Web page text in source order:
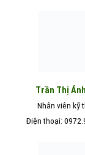
Trần Thị
Nhân viên kỹ
Điện thoại: